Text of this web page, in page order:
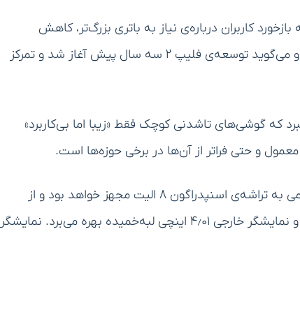
کاربران درباره‌ی نیاز به باتری بزرگ‌تر، کاهش
چین‌خوردگی نمایشگر و بهبود دفع حرارت توجه کرده؛ او می‌گوید توسعه‌ی فلیپ ۲ سه سال پیش آغاز شد و تمرکز
که گوشی‌های تاشدنی کوچک فقط «زیبا اما بی‌کاربرد»
و حتی فراتر از آن‌ها در برخی حوزه‌ها است.
منابع غیررسمی می‌گویند گوشی تاشدنی جدید شیائومی به تراشه‌ی اسنپدراگون ۸ الیت مجهز خواهد بود و از
نمایشگر اصلی ۶٫۸۵ اینچی اولد با وضوح حدود 1.5K و نمایشگر خارجی ۴٫۰۱ اینچی لبه‌خمیده بهره می‌برد. نمایشگر